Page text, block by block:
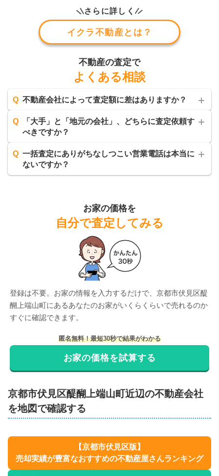
さらに詳しく
イクラ不動産とは？
不動産の査定で
よくある相談
Q 不動産会社によって査定額に差はありますか？
Q
「大手」と「地元の会社」、どちらに査定依頼す
べきですか？
Q 一括査定にありがちなしつこい営業電話は本当に
ないですか？
お家の価格を
自分で査定してみる
登録は不要。お家の情報を入力するだけで、 京都市伏見区醍
醐上端山町にあるあなたのお家がいくらくらいで売れるのか
すぐに確認できます。
匿名無料！最短30秒で結果がわかる
お家の価格を試算する
京都市伏見区醍醐上端山町近辺の不動産会社
を地図で確認する
【京都市伏見区版】
売却実績が豊富なおすすめの不動産屋さんランキング